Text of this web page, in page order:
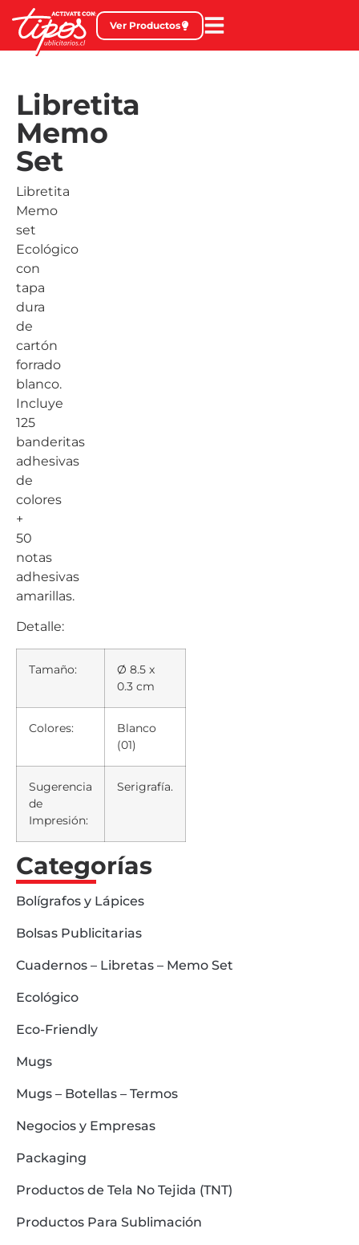
Ver Productos
Libretita
Memo
Set
Libretita
Memo
set
Ecológico
con
tapa
dura
de
cartón
forrado
blanco.
Incluye
125
banderitas
adhesivas
de
colores
+
50
notas
adhesivas
amarillas.
Detalle:
Tamaño:
Ø 8.5 x
0.3 cm
Colores:
Blanco
(01)
Sugerencia
de
Impresión:
Serigrafía.
Categorías
Bolígrafos y Lápices
Bolsas Publicitarias
Cuadernos – Libretas – Memo Set
Ecológico
Eco-Friendly
Mugs
Mugs – Botellas – Termos
Negocios y Empresas
Packaging
Productos de Tela No Tejida (TNT)
Productos Para Sublimación